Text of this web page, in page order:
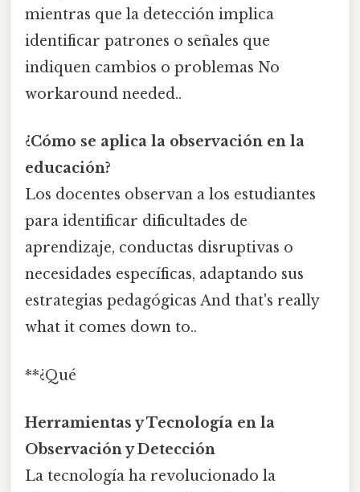
mientras que la detección implica
identificar patrones o señales que
indiquen cambios o problemas No
workaround needed..
¿Cómo se aplica la observación en la
educación?
Los docentes observan a los estudiantes
para identificar dificultades de
aprendizaje, conductas disruptivas o
necesidades específicas, adaptando sus
estrategias pedagógicas And that's really
what it comes down to..
**¿Qué
Herramientas y Tecnología en la
Observación y Detección
La tecnología ha revolucionado la